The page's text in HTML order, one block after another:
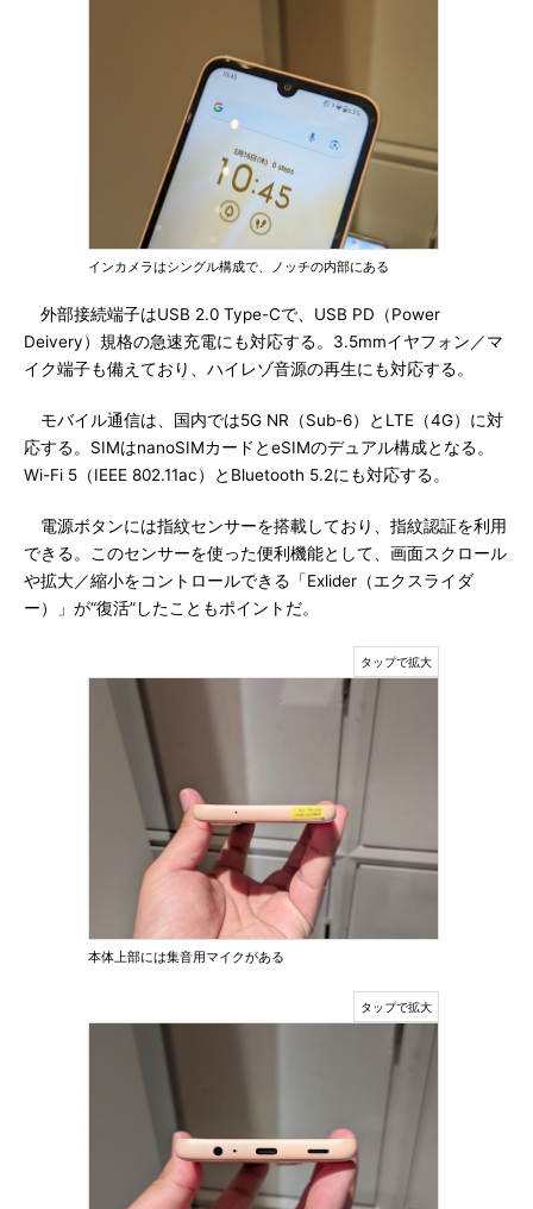
インカメラはシングル構成で、ノッチの内部にある
外部接続端子はUSB 2.0 Type-Cで、USB PD（Power
Deivery）規格の急速充電にも対応する。3.5mmイヤフォン／マ
イク端子も備えており、ハイレゾ音源の再生にも対応する。
モバイル通信は、国内では5G NR（Sub-6）とLTE（4G）に対
応する。SIMはnanoSIMカードとeSIMのデュアル構成となる。
Wi-Fi 5（IEEE 802.11ac）とBluetooth 5.2にも対応する。
電源ボタンには指紋センサーを搭載しており、指紋認証を利用
できる。このセンサーを使った便利機能として、画面スクロール
や拡大／縮小をコントロールできる「Exlider（エクスライダ
ー）」が“復活”したこともポイントだ。
本体上部には集音用マイクがある